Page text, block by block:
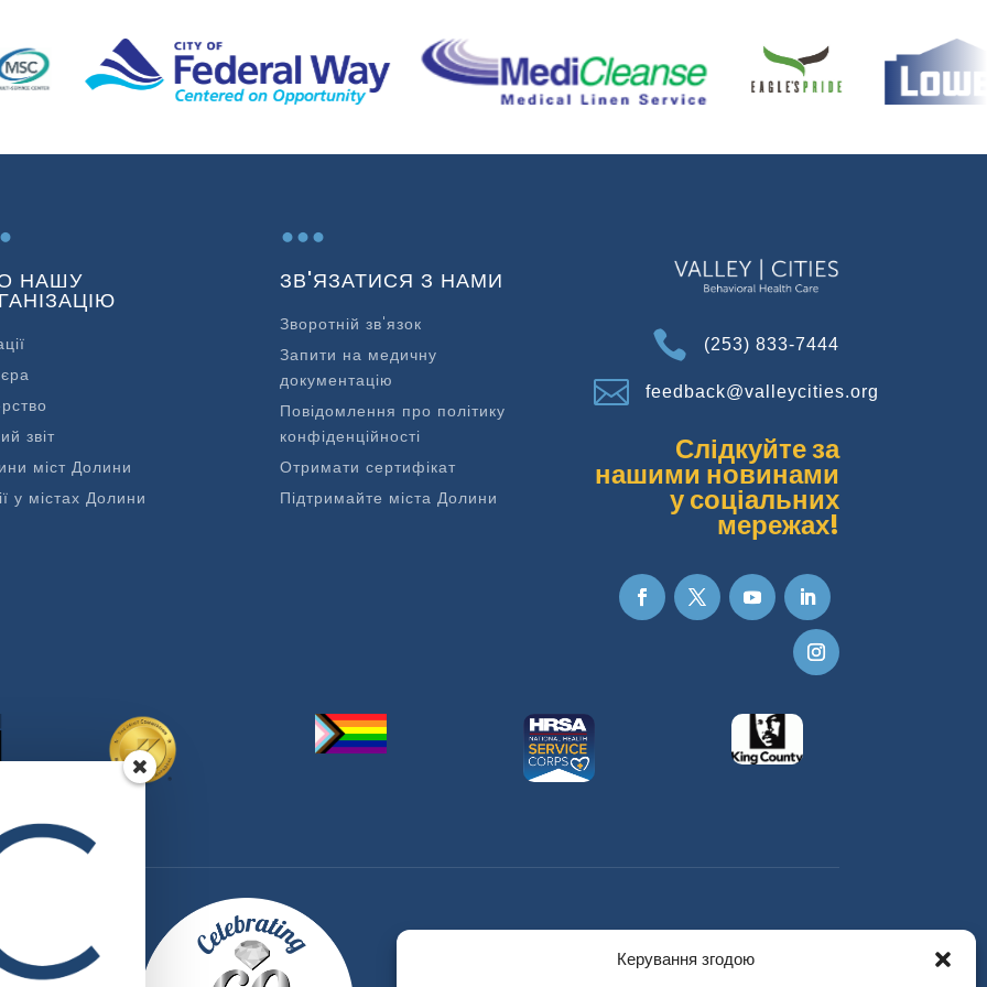
Керування згодою
НАШУ
звіт
міст Долини
у містах Долини
...
ЗВ'ЯЗАТИСЯ З НАМИ
Зворотній зв'язок
Запити на медичну
документацію
Повідомлення про політику
конфіденційності
Отримати сертифікат
Підтримайте міста Долини
 (253) 833-7444
 feedback@valleycities.org
Слідкуйте за
нашими новинами
у соціальних
мережах!